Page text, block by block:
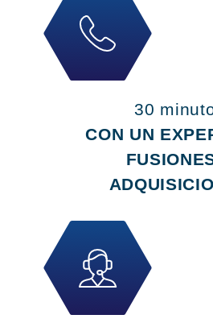
30
CON UN